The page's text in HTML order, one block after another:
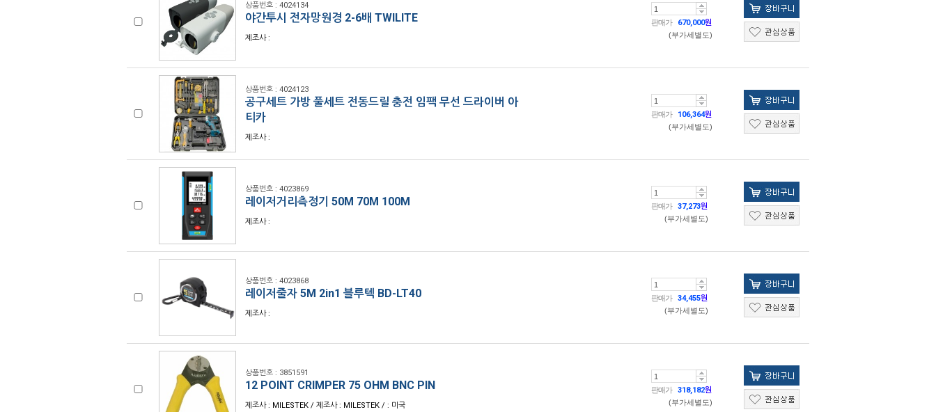
상품번호 : 4024134
야간투시 전자망원경 2-6배 TWILITE
제조사 :
판매가 670,000원
(부가세별도)
상품번호 : 4024123
공구세트 가방 풀세트 전동드릴 충전 임팩 무선 드라이버 아
티카
제조사 :
판매가 106,364원
(부가세별도)
상품번호 : 4023869
레이저거리측정기 50M 70M 100M
제조사 :
판매가 37,273원
(부가세별도)
상품번호 : 4023868
레이저줄자 5M 2in1 블루텍 BD-LT40
제조사 :
판매가 34,455원
(부가세별도)
상품번호 : 3851591
12 POINT CRIMPER 75 OHM BNC PIN
제조사 : MILESTEK / 제조사 : MILESTEK / : 미국
판매가 318,182원
(부가세별도)